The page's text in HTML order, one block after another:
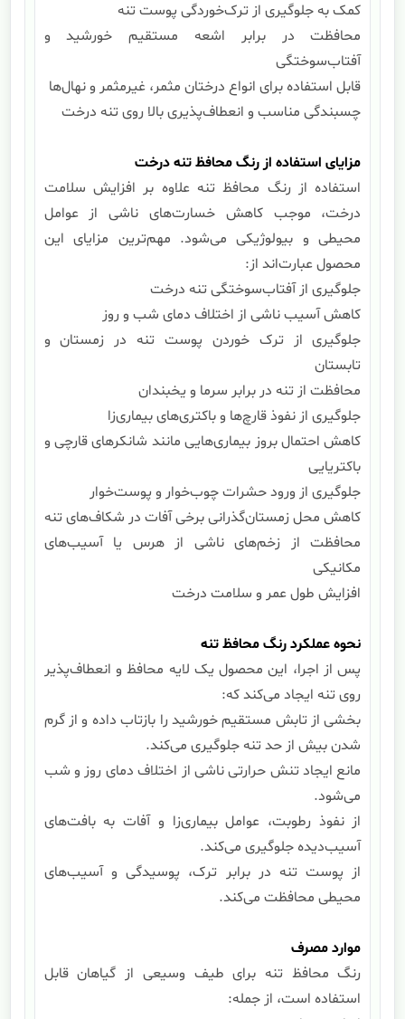
کمک به جلوگیری از ترک‌خوردگی پوست تنه
محافظت در برابر اشعه مستقیم خورشید و
آفتاب‌سوختگی
قابل استفاده برای انواع درختان مثمر، غیرمثمر و نهال‌ها
چسبندگی مناسب و انعطاف‌پذیری بالا روی تنه درخت
مزایای استفاده از رنگ محافظ تنه درخت
استفاده از رنگ محافظ تنه علاوه بر افزایش سلامت
درخت، موجب کاهش خسارت‌های ناشی از عوامل
محیطی و بیولوژیکی می‌شود. مهم‌ترین مزایای این
محصول عبارت‌اند از:
جلوگیری از آفتاب‌سوختگی تنه درخت
کاهش آسیب ناشی از اختلاف دمای شب و روز
جلوگیری از ترک خوردن پوست تنه در زمستان و
تابستان
محافظت از تنه در برابر سرما و یخبندان
جلوگیری از نفوذ قارچ‌ها و باکتری‌های بیماری‌زا
کاهش احتمال بروز بیماری‌هایی مانند شانکرهای قارچی و
باکتریایی
جلوگیری از ورود حشرات چوب‌خوار و پوست‌خوار
کاهش محل زمستان‌گذرانی برخی آفات در شکاف‌های تنه
محافظت از زخم‌های ناشی از هرس یا آسیب‌های
مکانیکی
افزایش طول عمر و سلامت درخت
نحوه عملکرد رنگ محافظ تنه
پس از اجرا، این محصول یک لایه محافظ و انعطاف‌پذیر
روی تنه ایجاد می‌کند که:
بخشی از تابش مستقیم خورشید را بازتاب داده و از گرم
شدن بیش از حد تنه جلوگیری می‌کند.
مانع ایجاد تنش حرارتی ناشی از اختلاف دمای روز و شب
می‌شود.
از نفوذ رطوبت، عوامل بیماری‌زا و آفات به بافت‌های
آسیب‌دیده جلوگیری می‌کند.
از پوست تنه در برابر ترک، پوسیدگی و آسیب‌های
محیطی محافظت می‌کند.
موارد مصرف
رنگ محافظ تنه برای طیف وسیعی از گیاهان قابل
استفاده است، از جمله: